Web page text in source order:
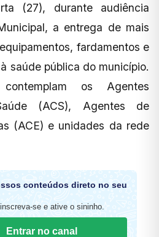
(27), durante audiência
a entrega de mais
fardamentos e
saúde pública do município.
os Agentes
(ACS), Agentes de
(ACE) e unidades da rede
conteúdos direto no seu
se e ative o sininho.
Entrar no canal